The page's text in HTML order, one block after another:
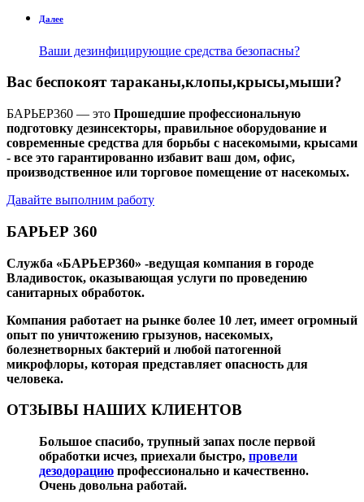
Далее
Ваши дезинфицирующие средства безопасны?
Вас беспокояттараканы,клопы,крысы,мыши?
БАРЬЕР360 — это Прошедшие профессиональную
подготовку дезинсекторы, правильное оборудование и
современные средства для борьбы с насекомыми, крысами
- все это гарантированно избавит ваш дом, офис,
производственное или торговое помещение от насекомых.
Давайте выполним работу
БАРЬЕР 360
Служба «БАРЬЕР360» -ведущая компания в городе
Владивосток, оказывающая услуги по проведению
санитарных обработок.
Компания работает на рынке более 10 лет, имеет огромный
опыт по уничтожению грызунов, насекомых,
болезнетворных бактерий и любой патогенной
микрофлоры, которая представляет опасность для
человека.
ОТЗЫВЫ НАШИХ КЛИЕНТОВ
Большое спасибо, трупный запах после первой
обработки исчез, приехали быстро, провели
дезодорацию профессионально и качественно.
Очень довольна работай.